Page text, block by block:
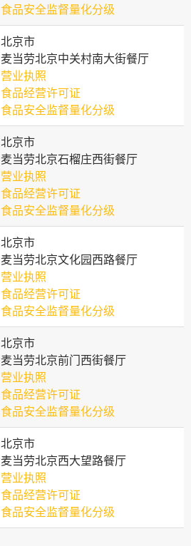
食品安全监督量化分级
北京市
麦当劳北京中关村南大街餐厅
营业执照
食品经营许可证
食品安全监督量化分级
北京市
麦当劳北京石榴庄西街餐厅
营业执照
食品经营许可证
食品安全监督量化分级
北京市
麦当劳北京文化园西路餐厅
营业执照
食品经营许可证
食品安全监督量化分级
北京市
麦当劳北京前门西街餐厅
营业执照
食品经营许可证
食品安全监督量化分级
北京市
麦当劳北京西大望路餐厅
营业执照
食品经营许可证
食品安全监督量化分级